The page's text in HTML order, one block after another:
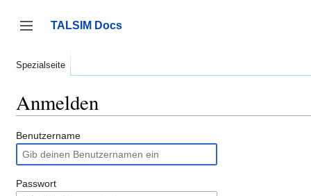
springen
Seitenleiste umschalten
TALSIM Docs
Spezialseite
Anmelden
Benutzername
Passwort